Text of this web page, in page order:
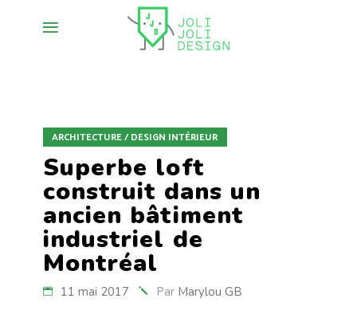
ARCHITECTURE / DESIGN INTÉRIEUR
Superbe loft
construit dans un
ancien bâtiment
industriel de
Montréal
11 mai 2017 Par Marylou GB